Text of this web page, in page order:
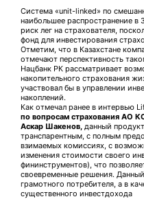
Система «unit-linked» по
наибольшее распространение в
риск лег на страхователя,
фонд для инвестирования
Отметим, что в Казахстане
отмечают перспективность
Нацбанк РК рассматривает
накопительного страхования
участвовал бы в управлении
накоплений.
Как отмечал ранее в интервью
по вопросам страхования
Аскар Шакенов, данный
транспарентным, с полным
взимаемых комиссиях, с
изменения стоимости своего
фининструментов), что
своевременные решения.
грамотного потребителя, а в
существенного инвестдохода